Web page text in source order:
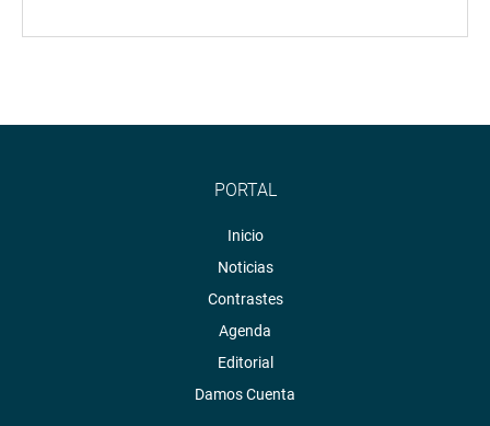
PORTAL
Inicio
Noticias
Contrastes
Agenda
Editorial
Damos Cuenta